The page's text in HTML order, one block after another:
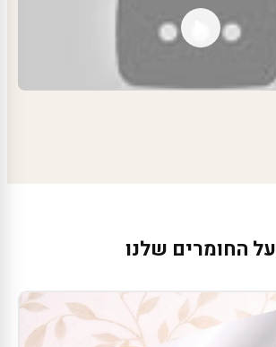
על החומרים שלנו